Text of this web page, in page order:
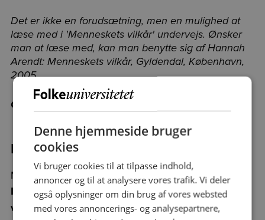
Det er ikke en forudsætning, men en mulighed at
læse med i 'Menneskets vilkår' undervejs. Ønsker
man at læse med, kan man benytte sig af Hannah
Arendt: Menneskets vilkår, Gyldendal, København,
2005.
OBS! Der er ingen forelæsning mandag 9/2.
Program:
Mandag 19/1/26 kl. 16.00 - kl. 17.45
Introduktion til Hannah Arendt og til 'Menneskets
vilkår'
Denne hjemmeside bruger
cookies
Vi bruger cookies til at tilpasse indhold,
annoncer og til at analysere vores trafik. Vi deler
også oplysninger om din brug af vores websted
med vores annoncerings- og analysepartnere,